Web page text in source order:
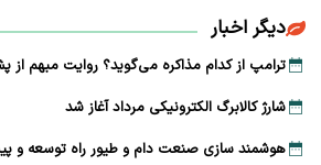
دیگر اخبار
ترامپ از کدام مذاکره می‌گوید؟ روایت مبهم
شارژ کالابرگ الکترونیکی مرداد آغاز شد
هوشمند سازی صنعت دام و طیور راه توسعه و